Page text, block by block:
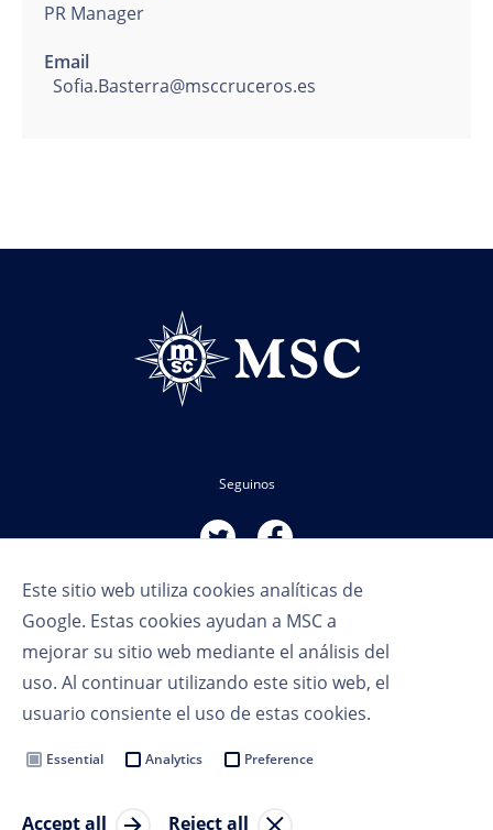
Este sitio web utiliza cookies analíticas de
Google. Estas cookies ayudan a MSC a
mejorar su sitio web mediante el análisis del
uso. Al continuar utilizando este sitio web, el
usuario consiente el uso de estas cookies.
Essential Analytics Preference
Accept all Reject all
PR Manager
Email
Sofia.Basterra@msccruceros.es
Seguinos
Política de privacidad
Cookie Settings